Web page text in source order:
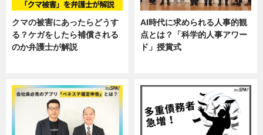
クマの被害にあったらどうす
る？ケガをしたら補償される
のか弁護士が解説
AI時代に求められる人事的観
点とは？「科学的人事アワー
ド」授賞式